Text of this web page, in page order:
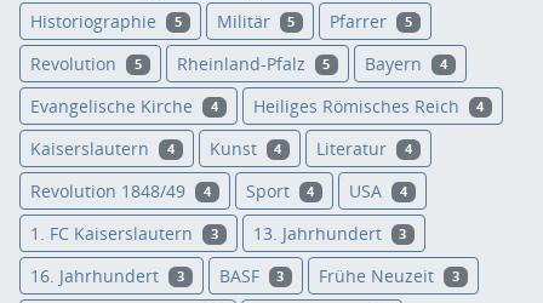
Historiographie 5 Militär 5 Pfarrer 5
Revolution 5 Rheinland-Pfalz 5 Bayern 4
Evangelische Kirche 4 Heiliges Römisches Reich 4
Kaiserslautern 4 Kunst 4 Literatur 4
Revolution 1848/49 4 Sport 4 USA 4
1. FC Kaiserslautern 3 13. Jahrhundert 3
16. Jahrhundert 3 BASF 3 Frühe Neuzeit 3